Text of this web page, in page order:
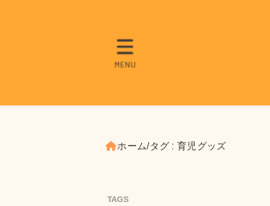
MENU
ホーム タグ : 育児グッズ